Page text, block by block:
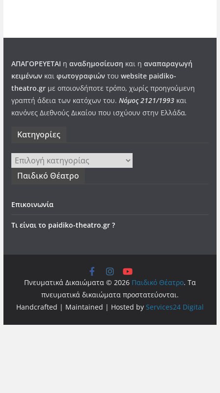
ΑΠΑΓΟΡΕΥΕΤΑΙ η αναδημοσίευση και η αναπαραγωγή
κειμένωνκαι φωτογραφιώντου website paidiko-
theatro.grμε οποιονδήποτε τρόπο, χωρίς προηγούμενη
γραπτή άδεια των κατόχων του. Νόμος 2121/1993και
κανόνες Διεθνούς Δικαίου που ισχύουν στην Ελλάδα.
Kατηγορίες
Kατηγορίες
Παιδικό Θέατρο
Επικοινωνία
Τι είναι το paidiko-theatro.gr ?
Πνευματικά Δικαιώματα © 2026 Παιδικό Θέατρο. Τα
πνευματικά δικαιώματα προστατεύονται.
Handcrafted | Maintained | Hosted by Services24 Digital